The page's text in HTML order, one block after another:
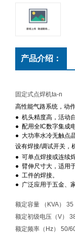
产品介绍：
固定式点焊机ta-n
高性能气路系统，动
● 机头精度高，活动
● 配用全IC数字集成
● 大功率水冷无触点
设有焊接/调试开关，
● 可单点焊接或连续
● 臂伸尺寸大，适用
● 工件的焊接。
● 广泛应用于五金、
额定容量 （KVA）
额定初级电压（V）
额定频率（Hz） 50/